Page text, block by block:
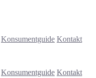
Konsumentguide Kontakt
Konsumentguide Kontakt